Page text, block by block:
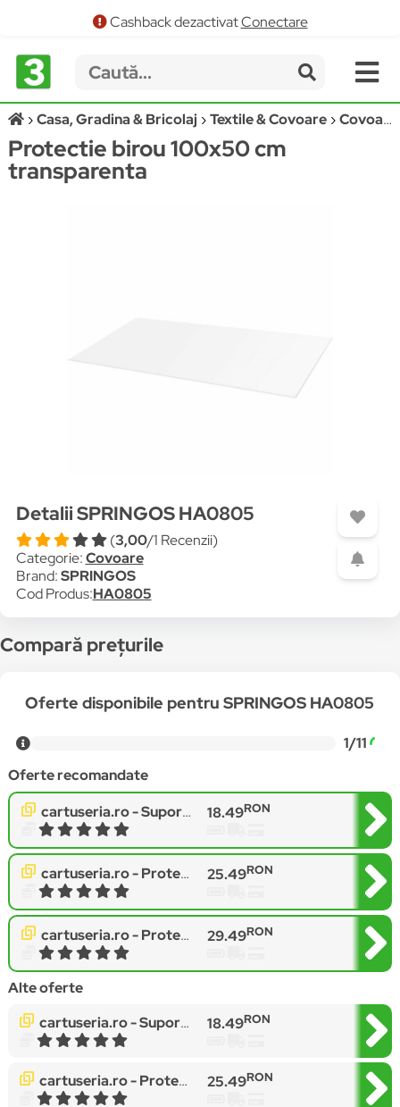
Cashback dezactivatConectare
Casa, Gradina & Bricolaj Textile & Covoare Covoare
Protectie birou 100x50 cm
transparenta
Detalii SPRINGOS HA0805
(3,00/1 Recenzii)
Categorie:Covoare
Brand:SPRINGOS
Cod Produs:HA0805
Compară prețurile
Oferte disponibile pentru SPRINGOS HA0805
1/11
Oferte recomandate
cartuseria.ro -Suport protectie birou, PVC, antialunecare, grosime 0.5 mm, 100x50 cm, RESIGILAT 18.49RON
cartuseria.ro -Protectie birou transparenta, antialunecare, grosime 0.5 mm, 100x50 cm, RESIGILAT 25.49RON
cartuseria.ro -Protectie pardoseala pentru scaun de birou, 100x50 cm, grosime 0.5 mm 29.49RON
Alte oferte
cartuseria.ro -Suport protectie birou, PVC, antialunecare, grosime 0.5 mm, 100x50 cm, RESIGILAT 18.49RON
cartuseria.ro -Protectie birou transparenta, antialunecare, grosime 0.5 mm, 100x50 cm, RESIGILAT 25.49RON